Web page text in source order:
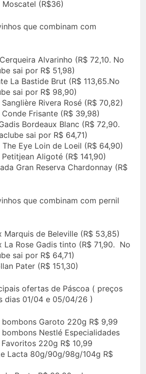
Moscatel (R$36)
que combinam com
Alvarinho (R$ 72,10. No
sai por R$ 51,98)
La Bastide Brut (R$ 113,65.No
sai por R$ 98,90)
Rivera Rosé (R$ 70,82)
Frisante (R$ 39,98)
Bordeaux Blanc (R$ 72,90.
sai por R$ 64,71)
The Eye Loin de Loeil (R$ 64,90)
Aligoté (R$ 141,90)
Gran Reserva Chardonnay (R$
que combinam com pernil
Marquis de Beleville (R$ 53,85)
La Rose Gadis tinto (R$ 71,90. No
sai por R$ 64,71)
Pater (R$ 151,30)
ofertas de Páscoa ( preços
dias 01/04 e 05/04/26 )
bombons Garoto 220g R$ 9,99
Nestlé Especialidades
220g R$ 10,99
Lacta 80g/90g/98g/104g R$